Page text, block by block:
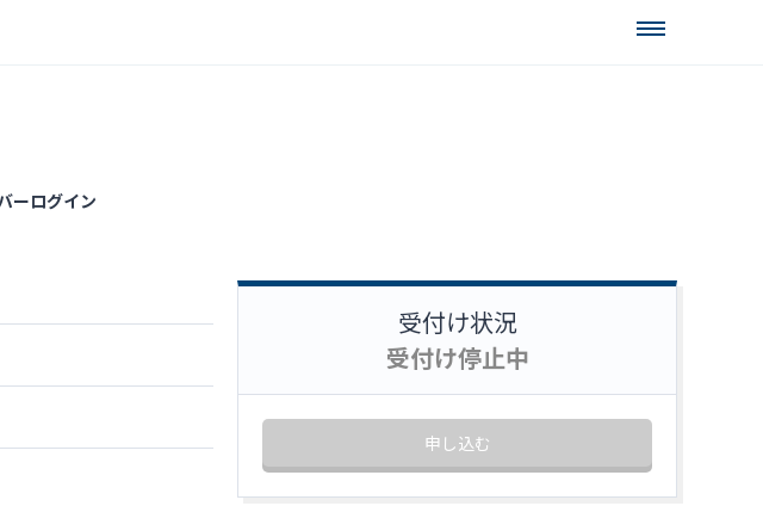
ーログイン
受付け状況
受付け停止中
申し込む